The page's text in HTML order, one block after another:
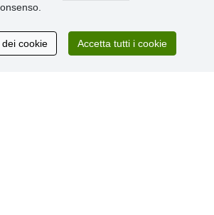
cookie Accetta tutti i cookie